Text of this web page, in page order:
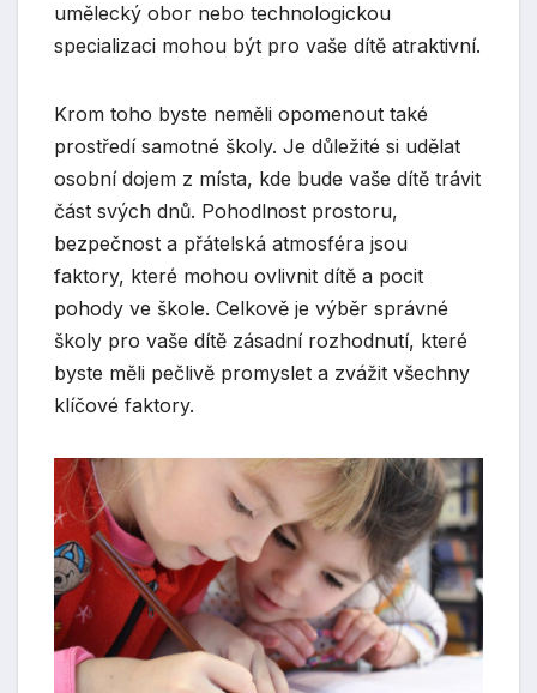
umělecký obor nebo technologickou
specializaci mohou být pro vaše dítě atraktivní.
Krom toho byste neměli opomenout také
prostředí samotné školy. Je důležité si udělat
osobní dojem z místa, kde bude vaše dítě trávit
část svých dnů. Pohodlnost prostoru,
bezpečnost a přátelská atmosféra jsou
faktory, které mohou ovlivnit dítě a pocit
pohody ve škole. Celkově je výběr správné
školy pro vaše dítě zásadní rozhodnutí, které
byste měli pečlivě promyslet a zvážit všechny
klíčové faktory.